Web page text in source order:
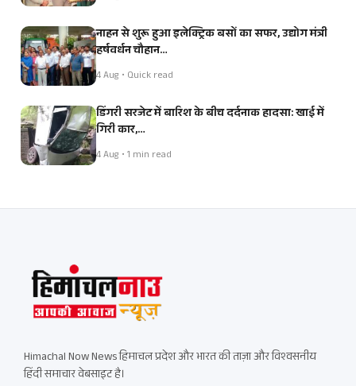
नाहन से शुरू हुआ इलेक्ट्रिक बसों का सफर, उद्योग मंत्री
हर्षवर्धन चौहान…
4 Aug • Quick read
डिंगरी सरजेट में बारिश के बीच दर्दनाक हादसा: खाई में
गिरी कार,…
4 Aug • 1 min read
Himachal Now News हिमाचल प्रदेश और भारत की ताज़ा और विश्वसनीय
हिंदी समाचार वेबसाइट है।